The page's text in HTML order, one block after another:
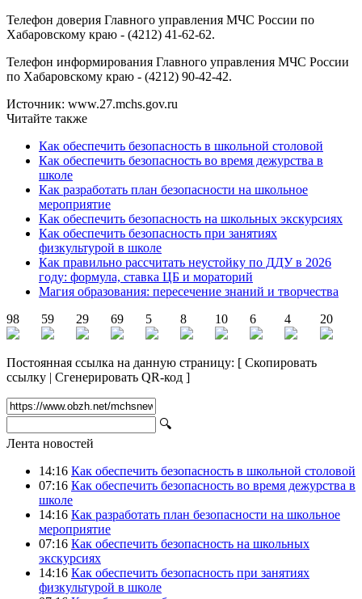
Телефон доверия Главного управления МЧС России по
Хабаровскому краю - (4212) 41-62-62.
Телефон информирования Главного управления МЧС России
по Хабаровскому краю - (4212) 90-42-42.
Источник: www.27.mchs.gov.ru
Читайте также
Как обеспечить безопасность в школьной столовой
Как обеспечить безопасность во время дежурства в
школе
Как разработать план безопасности на школьное
мероприятие
Как обеспечить безопасность на школьных экскурсиях
Как обеспечить безопасность при занятиях
физкультурой в школе
Как правильно рассчитать неустойку по ДДУ в 2026
году: формула, ставка ЦБ и мораторий
Магия образования: пересечение знаний и творчества
98
59 29 69 5 8 10 6 4 20
Постоянная ссылка на данную страницу: [ Скопировать
ссылку | Сгенерировать QR-код ]
🔍
Лента новостей
14:16 Как обеспечить безопасность в школьной столовой
07:16 Как обеспечить безопасность во время дежурства в
школе
14:16 Как разработать план безопасности на школьное
мероприятие
07:16 Как обеспечить безопасность на школьных
экскурсиях
14:16 Как обеспечить безопасность при занятиях
физкультурой в школе